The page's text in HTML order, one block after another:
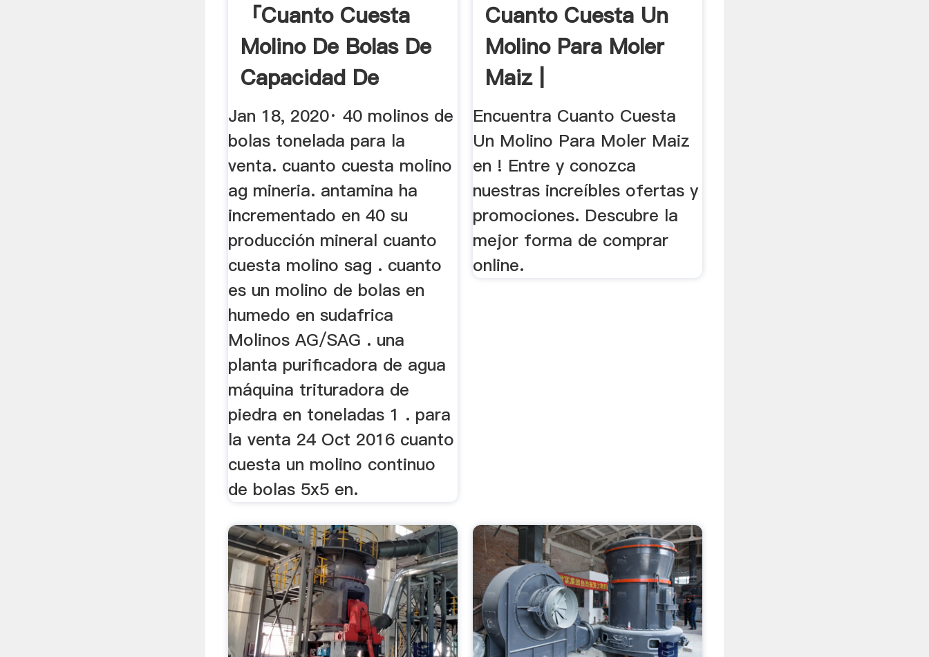
「cuanto Cuesta
Molino De Bolas De
Capacidad De
Toneladas」
Jan 18, 2020· 40 molinos de
bolas tonelada para la
venta. cuanto cuesta molino
ag mineria. antamina ha
incrementado en 40 su
producción mineral cuanto
cuesta molino sag . cuanto
es un molino de bolas en
humedo en sudafrica
Molinos AG/SAG . una
planta purificadora de agua
máquina trituradora de
piedra en toneladas 1 . para
la venta 24 Oct 2016 cuanto
cuesta un molino continuo
de bolas 5x5 en.
Cuanto Cuesta Un
Molino Para Moler
Maiz |
Encuentra Cuanto Cuesta
Un Molino Para Moler Maiz
en ! Entre y conozca
nuestras increíbles ofertas y
promociones. Descubre la
mejor forma de comprar
online.